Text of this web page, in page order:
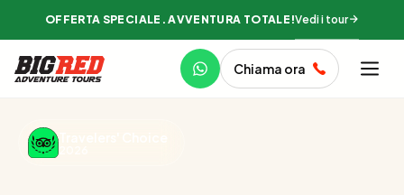
OFFERTA SPECIALE. AVVENTURA TOTALE!Vedi i tour
Chiama ora